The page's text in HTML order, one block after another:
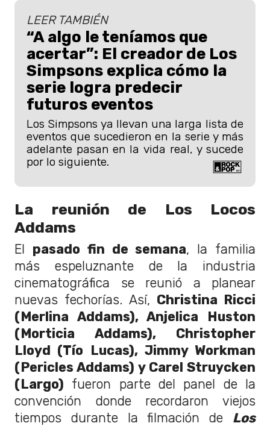
LEER TAMBIÉN
“A algo le teníamos que
acertar”: El creador de Los
Simpsons explica cómo la
serie logra predecir
futuros eventos
Los Simpsons ya llevan una larga lista de
eventos que sucedieron en la serie y más
adelante pasan en la vida real, y sucede
por lo siguiente.
La reunión de Los Locos
Addams
El pasado fin de semana, la familia
más espeluznante de la industria
cinematográfica se reunió a planear
nuevas fechorías. Así, Christina Ricci
(Merlina Addams), Anjelica Huston
(Morticia Addams), Christopher
Lloyd (Tío Lucas), Jimmy Workman
(Pericles Addams) y Carel Struycken
(Largo) fueron parte del panel de la
convención donde recordaron viejos
tiempos durante la filmación de Los